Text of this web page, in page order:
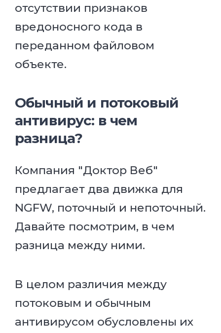
отсутствии признаков
вредоносного кода в
переданном файловом
объекте.
Обычный и потоковый
антивирус: в чем
разница?
Компания "Доктор Веб"
предлагает два движка для
NGFW, поточный и непоточный.
Давайте посмотрим, в чем
разница между ними.
В целом различия между
потоковым и обычным
антивирусом обусловлены их